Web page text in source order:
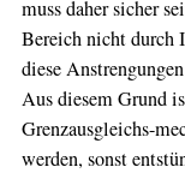
muss daher sicher
Bereich nicht durch
diese
Aus diesem Grund
Grenzausgleichs-
werden, ​sonst